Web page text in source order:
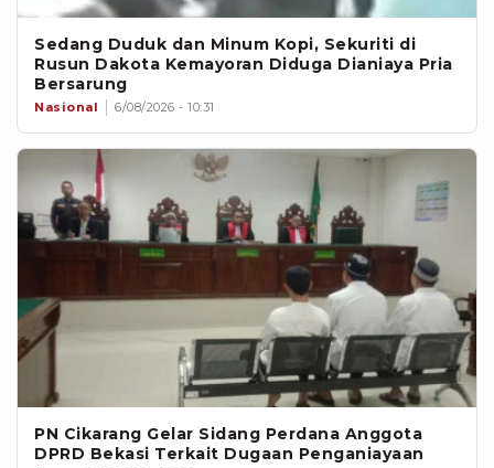
Sedang Duduk dan Minum Kopi, Sekuriti di
Rusun Dakota Kemayoran Diduga Dianiaya Pria
Bersarung
Nasional 6/08/2026 - 10:31
PN Cikarang Gelar Sidang Perdana Anggota
DPRD Bekasi Terkait Dugaan Penganiayaan